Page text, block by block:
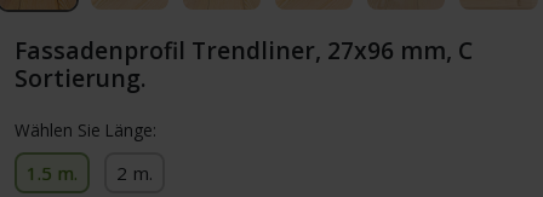
Fassadenprofil Trendliner, 27x96 mm, C
Sortierung.
Wählen Sie Länge:
1.5 m. 2 m.